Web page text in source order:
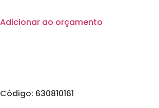
Adicionar ao orçamento
Código: 630810161